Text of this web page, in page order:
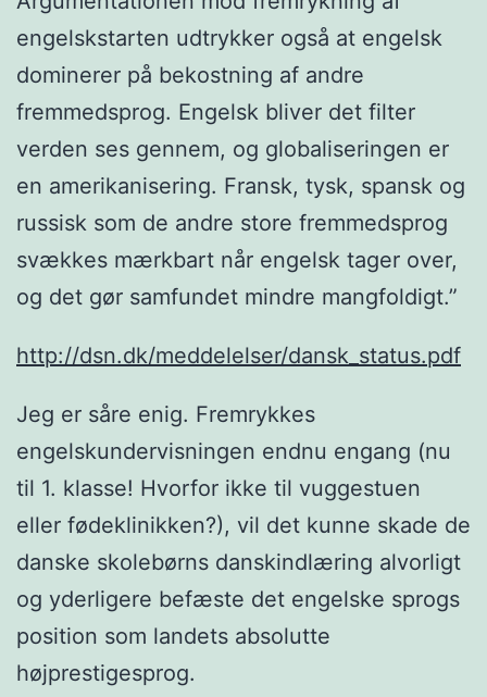
engelskstarten udtrykker også at engelsk
dominerer på bekostning af andre
fremmedsprog. Engelsk bliver det filter
verden ses gennem, og globaliseringen er
en amerikanisering. Fransk, tysk, spansk og
russisk som de andre store fremmedsprog
svækkes mærkbart når engelsk tager over,
og det gør samfundet mindre mangfoldigt.”
http://dsn.dk/meddelelser/dansk_status.pdf
Jeg er såre enig. Fremrykkes
engelskundervisningen endnu engang (nu
til 1. klasse! Hvorfor ikke til vuggestuen
eller fødeklinikken?), vil det kunne skade de
danske skolebørns danskindlæring alvorligt
og yderligere befæste det engelske sprogs
position som landets absolutte
højprestigesprog.